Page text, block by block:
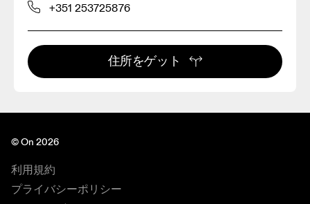
+351 253725876
住所をゲット
© On 2026
利用規約
プライバシーポリシー